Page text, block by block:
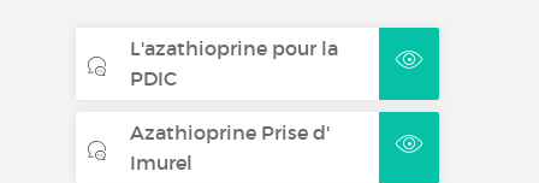
L'azathioprine pour la
PDIC
Azathioprine Prise d'
Imurel